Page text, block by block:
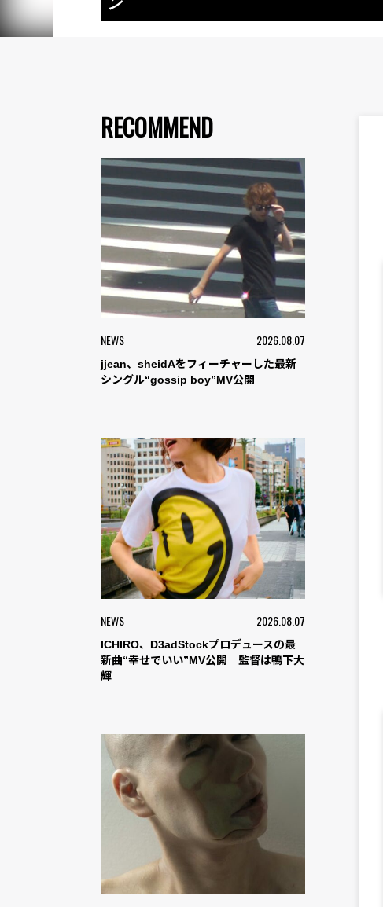
RECOMMEND
NEWS 2026.08.07
jjean、sheidAをフィーチャーした最新
シングル“gossip boy”MV公開
NEWS 2026.08.07
ICHIRO、D3adStockプロデュースの最
新曲“幸せでいい”MV公開 監督は鴨下大
輝